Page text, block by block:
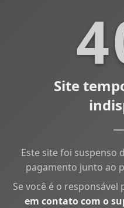
Site
Este site foi suspenso
pagamento junto ao
Se você é o
em contato com o